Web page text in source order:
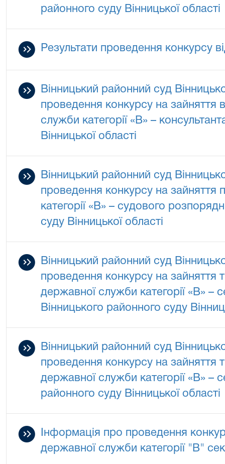
районного суду Вінницької області
Результати проведення конкурсу
Вінницький районний суд
проведення конкурсу на зайняття
служби категорії «В» –
Вінницької області
Вінницький районний суд
проведення конкурсу на зайняття
категорії «В» – судового
суду Вінницької області
Вінницький районний суд
проведення конкурсу на зайняття
державної служби категорії «В» –
Вінницького районного суду
Вінницький районний суд
проведення конкурсу на зайняття
державної служби категорії «В» –
районного суду Вінницької області
Інформація про проведення
державної служби категорії "В"